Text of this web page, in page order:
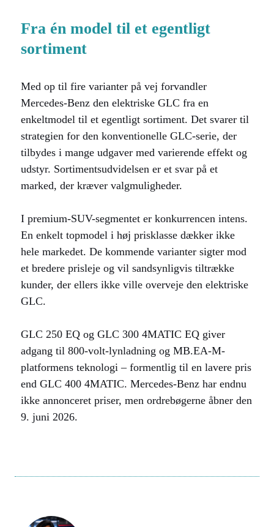
Fra én model til et egentligt
sortiment
Med op til fire varianter på vej forvandler
Mercedes-Benz den elektriske GLC fra en
enkeltmodel til et egentligt sortiment. Det svarer til
strategien for den konventionelle GLC-serie, der
tilbydes i mange udgaver med varierende effekt og
udstyr. Sortimentsudvidelsen er et svar på et
marked, der kræver valgmuligheder.
I premium-SUV-segmentet er konkurrencen intens.
En enkelt topmodel i høj prisklasse dækker ikke
hele markedet. De kommende varianter sigter mod
et bredere prisleje og vil sandsynligvis tiltrække
kunder, der ellers ikke ville overveje den elektriske
GLC.
GLC 250 EQ og GLC 300 4MATIC EQ giver
adgang til 800-volt-lynladning og MB.EA-M-
platformens teknologi – formentlig til en lavere pris
end GLC 400 4MATIC. Mercedes-Benz har endnu
ikke annonceret priser, men ordrebøgerne åbner den
9. juni 2026.